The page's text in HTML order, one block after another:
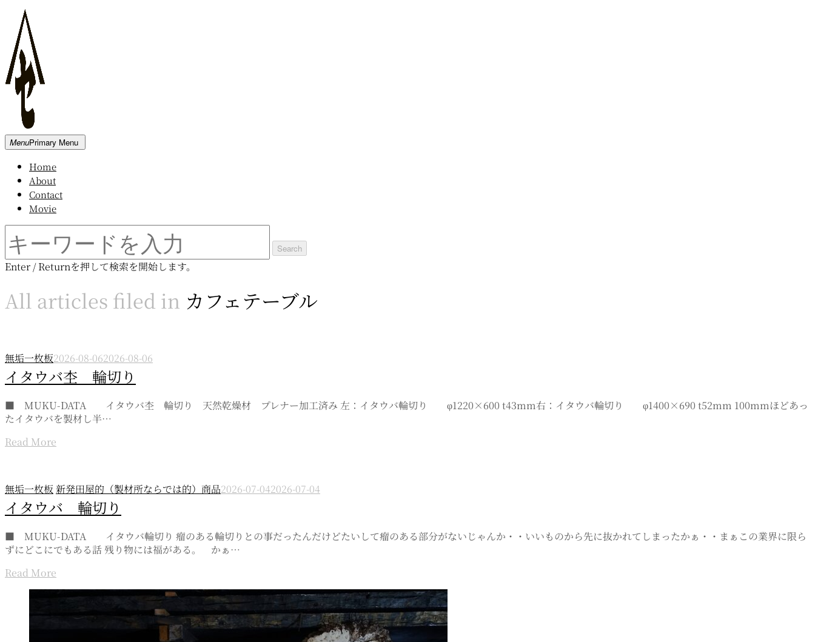
Skip
content
新
倉
庫
MenuPrimary Menu
Home
About
Contact
Movie
for:
Enter / Returnを押して検索を開始します。
All articles filed in カフェテーブル
無垢一枚板2026-08-062026-08-06
イタウバ杢 輪切り
■ MUKU-DATA イタウバ杢 輪切り 天然乾燥材 プレナー加工済み 左：イタウバ輪切り φ1220×600 t43mm右：イタウバ輪切り φ1400×690 t52mm 100mmほどあっ
たイタウバを製材し半…
Read More
無垢一枚板 新発田屋的（製材所ならでは的）商品2026-07-042026-07-04
イタウバ 輪切り
■ MUKU-DATA イタウバ輪切り 瘤のある輪切りとの事だったんだけどたいして瘤のある部分がないじゃんか・・いいものから先に抜かれてしまったかぁ・・まぁこの業界に限ら
ずにどこにでもある話 残り物には福がある。 かぁ…
Read More